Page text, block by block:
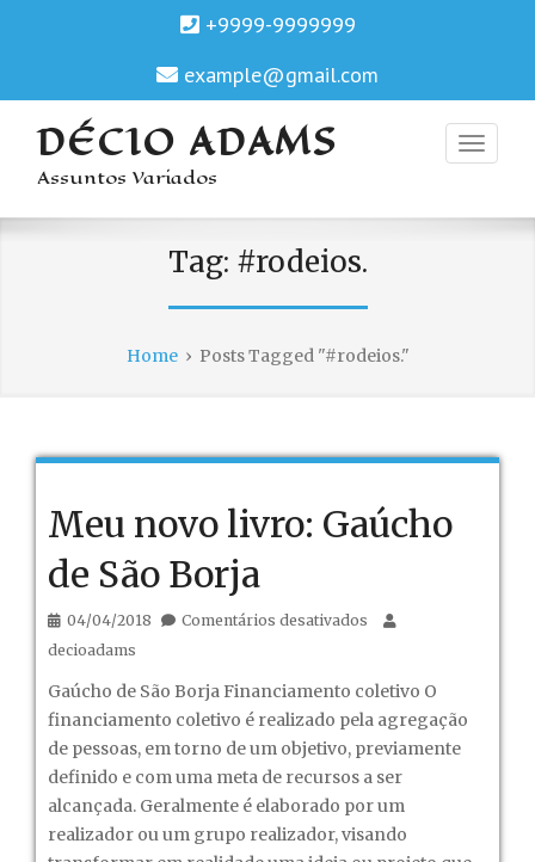
+9999-9999999
example@gmail.com
DÉCIO ADAMS
Assuntos Variados
Tag: #rodeios.
Home› Posts Tagged "#rodeios."
Meu novo livro: Gaúcho
de São Borja
04/04/2018 Comentários desativados em
Gaúcho
decioadams
Gaúcho de São Borja Financiamento coletivo O
financiamento coletivo é realizado pela agregação
de pessoas, em torno de um objetivo, previamente
definido e com uma meta de recursos a ser
alcançada. Geralmente é elaborado por um
realizador ou um grupo realizador, visando